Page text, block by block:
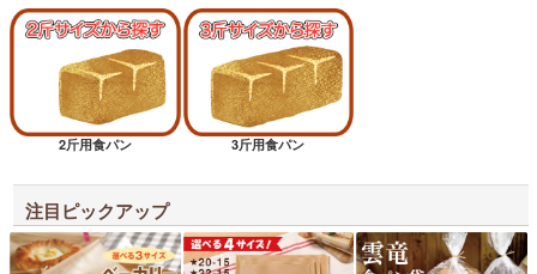
2斤用食パン 3斤用食パン
注目ピックアップ